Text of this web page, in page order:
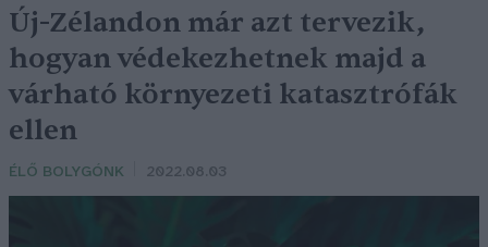
Új-Zélandon már azt tervezik,
hogyan védekezhetnek majd a
várható környezeti katasztrófák
ellen
ÉLŐ BOLYGÓNK 2022.08.03